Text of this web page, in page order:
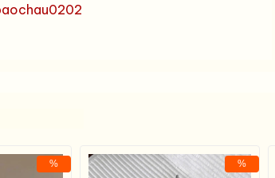
% %